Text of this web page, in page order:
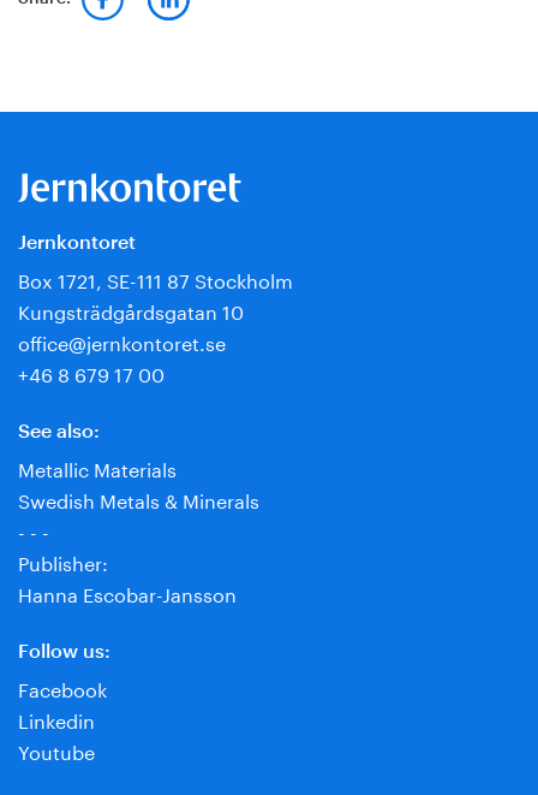
Jernkontoret
Box 1721, SE-111 87 Stockholm
Kungsträdgårdsgatan 10
office@jernkontoret.se
+46 8 679 17 00
See also:
Metallic Materials
Swedish Metals & Minerals
- - -
Publisher:
Hanna Escobar-Jansson
Follow us:
Facebook
Linkedin
Youtube